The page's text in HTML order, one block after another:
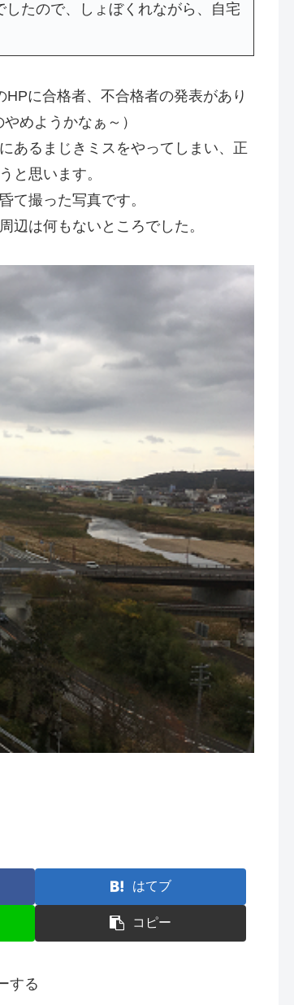
たので、しょぼくれながら、自宅
に合格者、不合格者の発表があり
めようかなぁ～）
あるまじきミスをやってしまい、正
と思います。
て撮った写真です。
辺は何もないところでした。
はてブ
コピー
する